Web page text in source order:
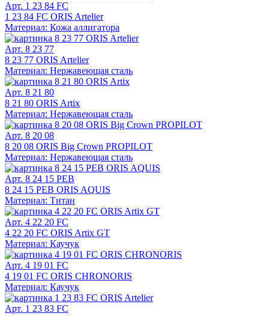
Арт. 1 23 84 FC
1 23 84 FC ORIS Artelier
Материал: Кожа аллигатора
Арт. 8 23 77
8 23 77 ORIS Artelier
Материал: Нержавеющая сталь
Арт. 8 21 80
8 21 80 ORIS Artix
Материал: Нержавеющая сталь
Арт. 8 20 08
8 20 08 ORIS Big Crown PROPILOT
Материал: Нержавеющая сталь
Арт. 8 24 15 PEB
8 24 15 PEB ORIS AQUIS
Материал: Титан
Арт. 4 22 20 FC
4 22 20 FC ORIS Artix GT
Материал: Каучук
Арт. 4 19 01 FC
4 19 01 FC ORIS CHRONORIS
Материал: Каучук
Арт. 1 23 83 FC